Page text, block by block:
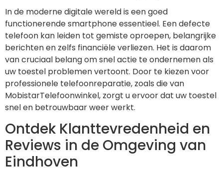
In de moderne digitale wereld is een goed
functionerende smartphone essentieel. Een defecte
telefoon kan leiden tot gemiste oproepen, belangrijke
berichten en zelfs financiële verliezen. Het is daarom
van cruciaal belang om snel actie te ondernemen als
uw toestel problemen vertoont. Door te kiezen voor
professionele telefoonreparatie, zoals die van
MobistarTelefoonwinkel, zorgt u ervoor dat uw toestel
snel en betrouwbaar weer werkt.
Ontdek Klanttevredenheid en
Reviews in de Omgeving van
Eindhoven